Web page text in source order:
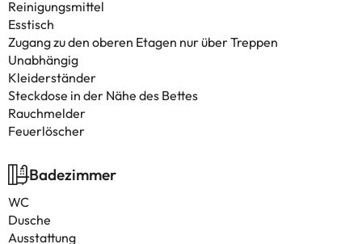
Reinigungsmittel
Esstisch
Zugang zu den oberen Etagen nur über Treppen
Unabhängig
Kleiderständer
Steckdose in der Nähe des Bettes
Rauchmelder
Feuerlöscher
Badezimmer
WC
Dusche
Ausstattung